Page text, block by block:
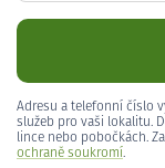
Adresu a telefonní číslo
služeb pro vaši lokalitu.
lince nebo pobočkách.
ochraně soukromí.